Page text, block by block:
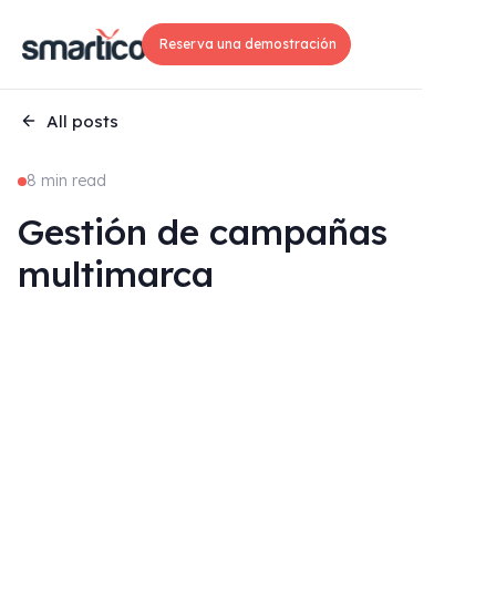
Reserva una demostración
All posts
8 min read
Gestión de campañas
multimarca